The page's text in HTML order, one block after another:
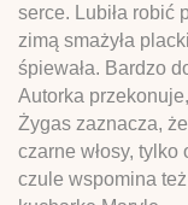
serce. Lubiła robić
zimą smażyła
śpiewała. Bardzo
Autorka
Żygas zaznacza,
czarne włosy, tylko
czule wspomina